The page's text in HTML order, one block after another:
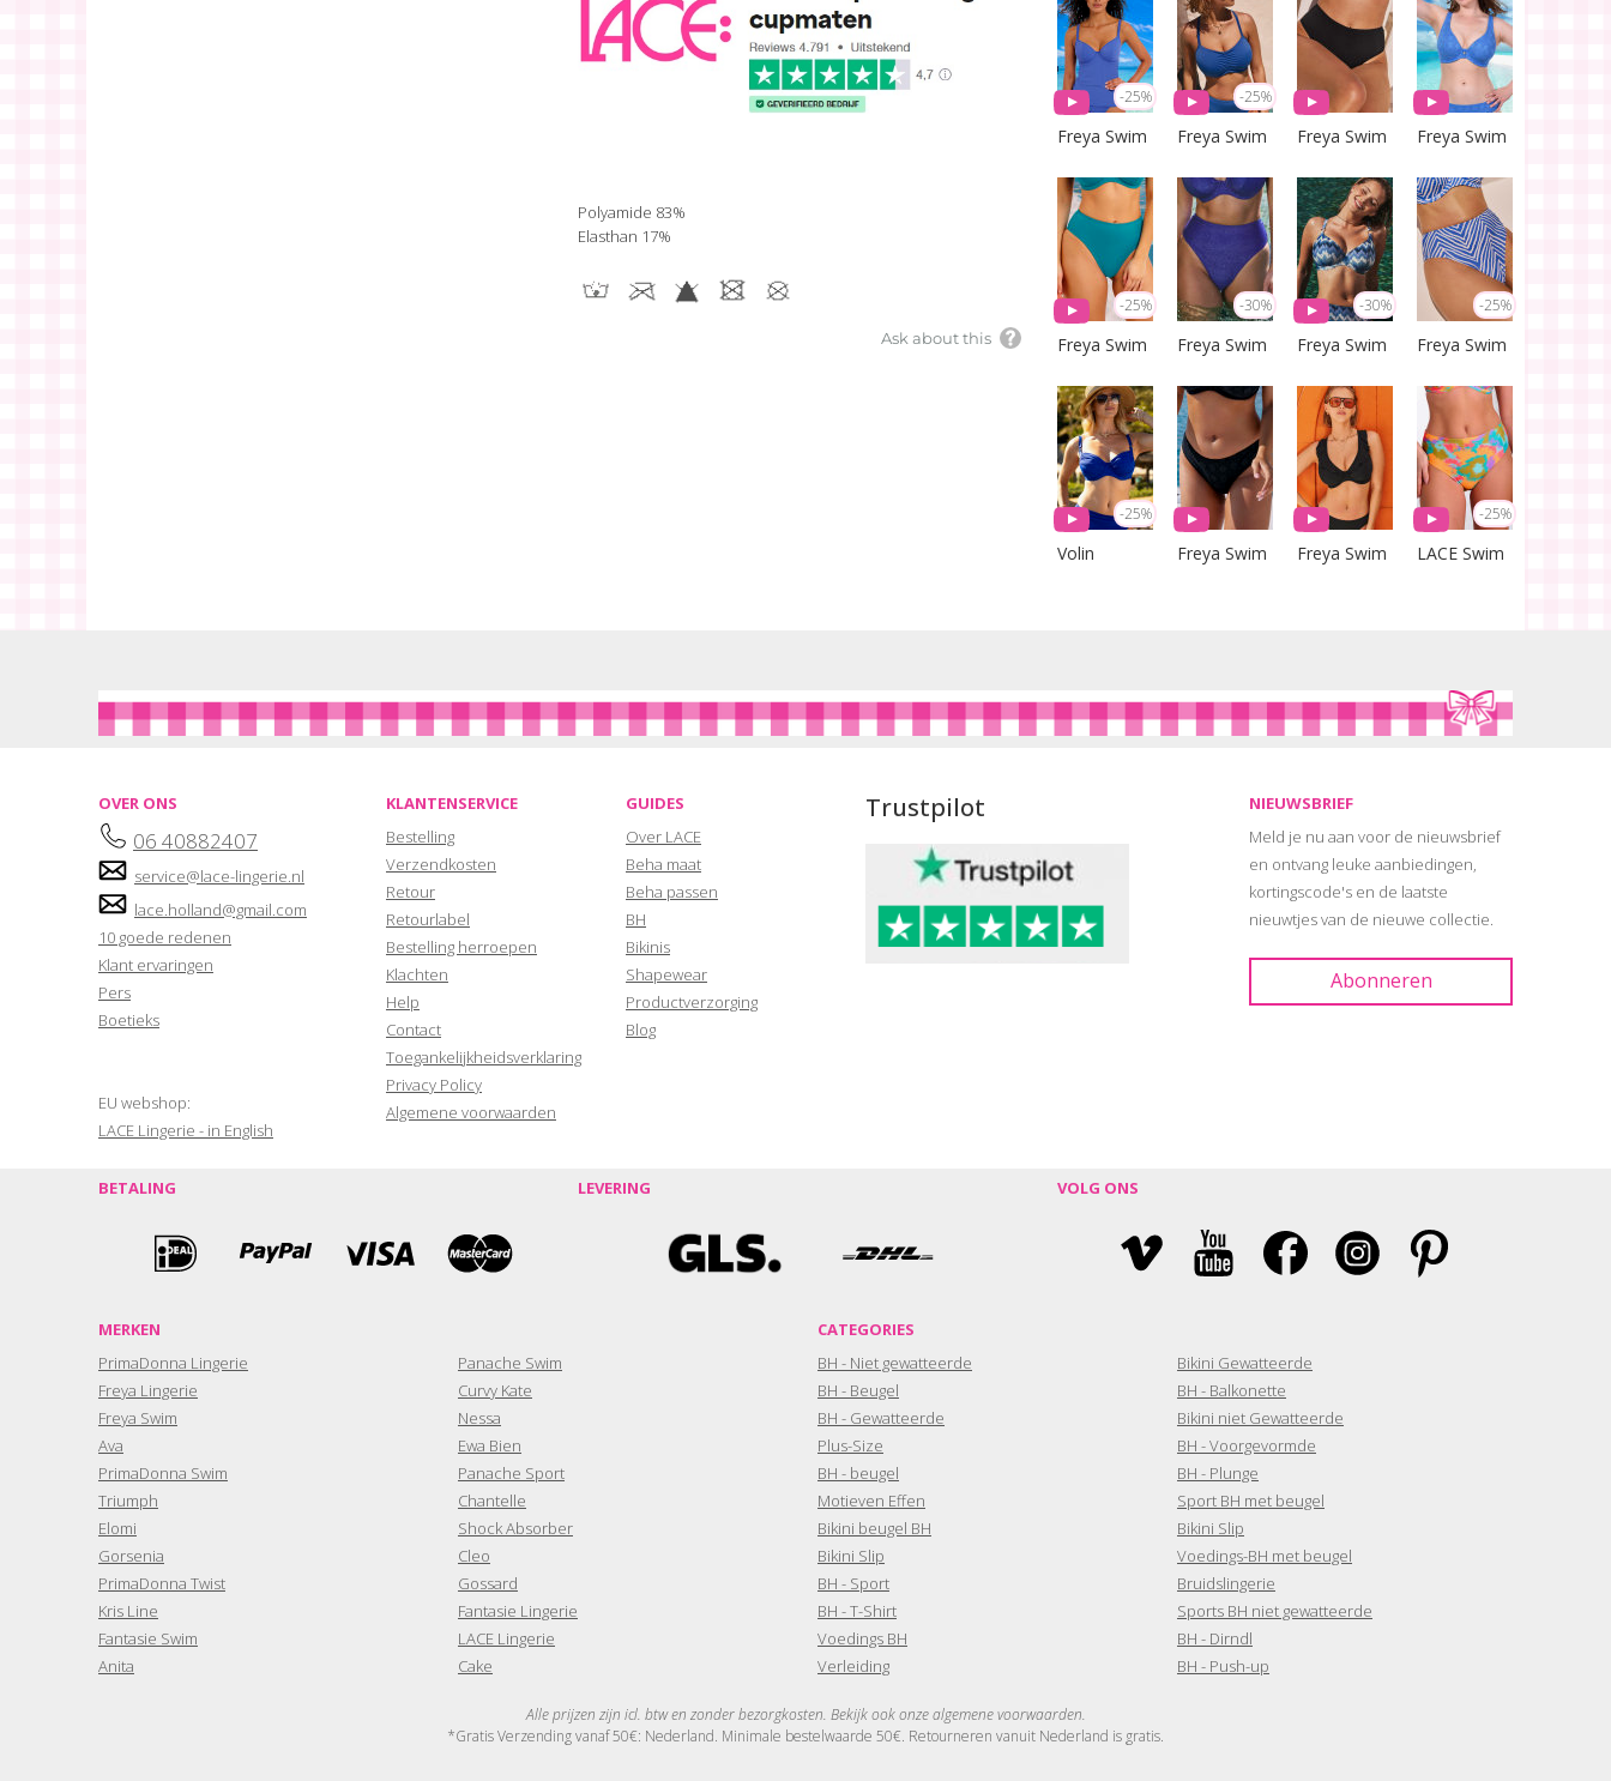
Polyamide 83%
Elasthan 17%
Ask about this
-25%
Freya Swim
-25%
Freya Swim Freya Swim Freya Swim
-25%
Freya Swim
-30%
Freya Swim
-30%
Freya Swim
-25%
Freya Swim
-25%
Volin Freya Swim Freya Swim
-25%
LACE Swim
OVER ONS
06 40882407
service@lace-lingerie.nl
lace.holland@gmail.com
10 goede redenen
Klant ervaringen
Pers
Boetieks
EU webshop:
LACE Lingerie - in English
KLANTENSERVICE
Bestelling
Verzendkosten
Retour
Retourlabel
Bestelling herroepen
Klachten
Help
Contact
Toegankelijkheidsverklaring
Privacy Policy
Algemene voorwaarden
GUIDES
Over LACE
Beha maat
Beha passen
BH
Bikinis
Shapewear
Productverzorging
Blog
Trustpilot
NIEUWSBRIEF
Meld je nu aan voor de nieuwsbrief
en ontvang leuke aanbiedingen,
kortingscode's en de laatste
nieuwtjes van de nieuwe collectie.
BETALING LEVERING VOLG ONS
MERKEN
PrimaDonna Lingerie
Freya Lingerie
Freya Swim
Ava
PrimaDonna Swim
Triumph
Elomi
Gorsenia
PrimaDonna Twist
Kris Line
Fantasie Swim
Anita
Panache Swim
Curvy Kate
Nessa
Ewa Bien
Panache Sport
Chantelle
Shock Absorber
Cleo
Gossard
Fantasie Lingerie
LACE Lingerie
Cake
CATEGORIES
BH - Niet gewatteerde
BH - Beugel
BH - Gewatteerde
Plus-Size
BH - beugel
Motieven Effen
Bikini beugel BH
Bikini Slip
BH - Sport
BH - T-Shirt
Voedings BH
Verleiding
Bikini Gewatteerde
BH - Balkonette
Bikini niet Gewatteerde
BH - Voorgevormde
BH - Plunge
Sport BH met beugel
Bikini Slip
Voedings-BH met beugel
Bruidslingerie
Sports BH niet gewatteerde
BH - Dirndl
BH - Push-up
Alle prijzen zijn icl. btw en zonder bezorgkosten. Bekijk ook onze algemene voorwaarden.
*Gratis Verzending vanaf 50€: Nederland. Minimale bestelwaarde 50€. Retourneren vanuit Nederland is gratis.